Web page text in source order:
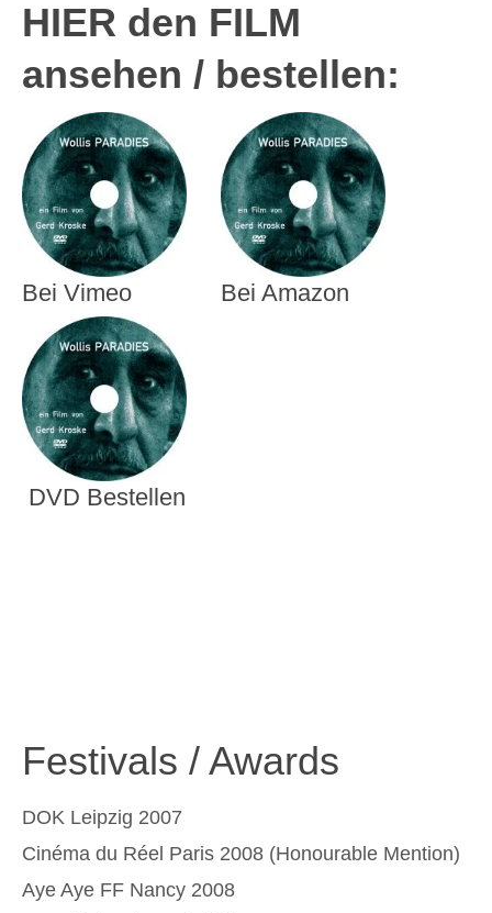
HIER den FILM
ansehen / bestellen:
Bei Vimeo Bei Amazon
DVD Bestellen
Festivals / Awards
DOK Leipzig 2007
Cinéma du Réel Paris 2008 (Honourable Mention)
Aye Aye FF Nancy 2008